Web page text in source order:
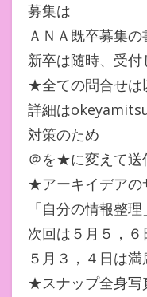
募集は
ＡＮＡ既卒募集の
新卒は随時、受付
★全ての問合せ
詳細は
対策のため
＠を★に変えて送
★アーキイデアの
「自分の情報整
次回は５月５，６
５月３，４日は
★スナップ全身